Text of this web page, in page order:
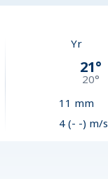
Yr
21°
20°
11 mm
4 (- -) m/s